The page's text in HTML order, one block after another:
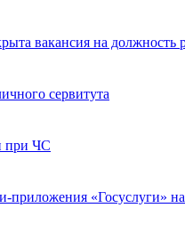
вакансия на
сервитута
при ЧС
«Госуслуги»